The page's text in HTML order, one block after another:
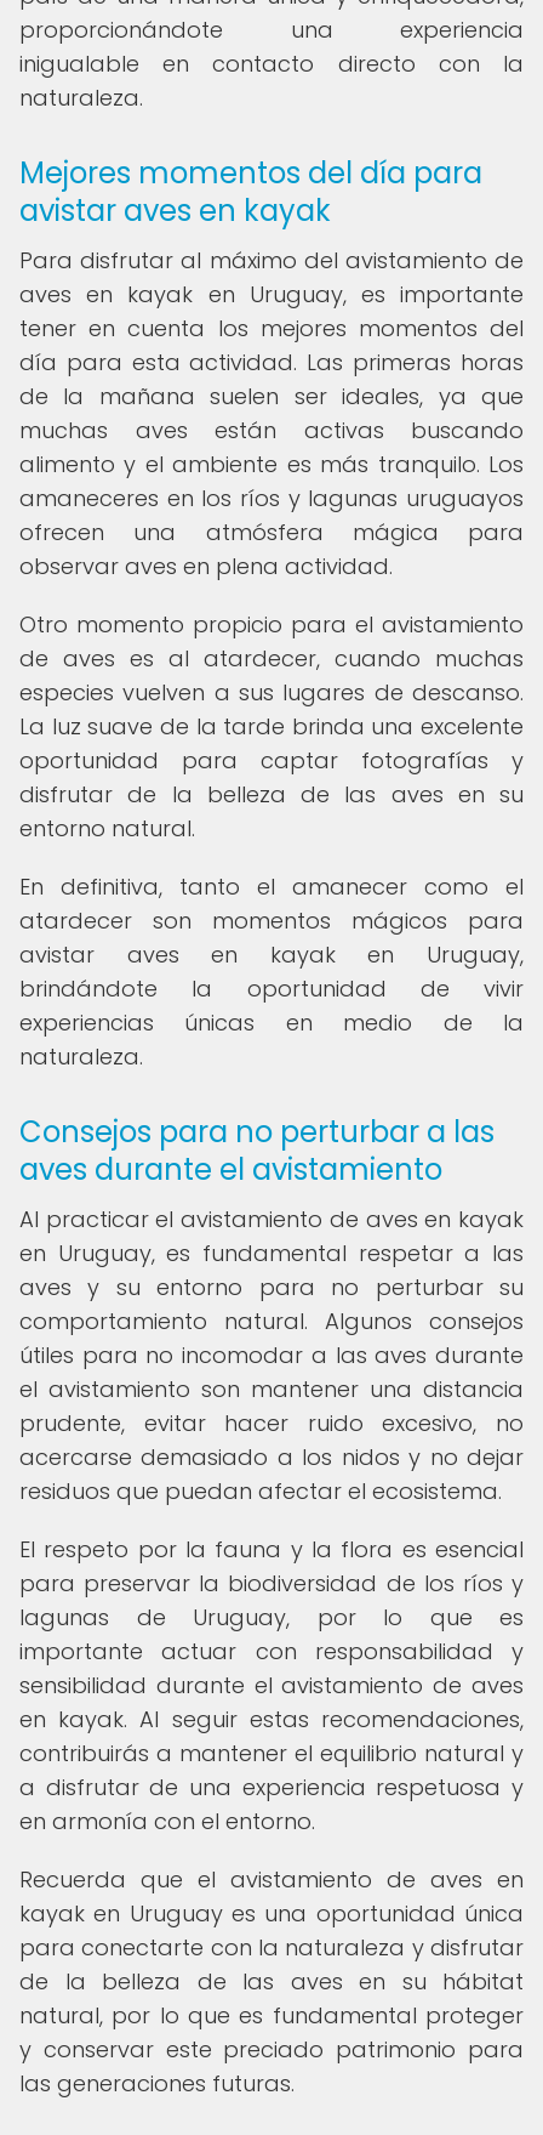
proporcionándote una experiencia
inigualable en contacto directo con la
naturaleza.
Mejores momentos del día para
avistar aves en kayak
Para disfrutar al máximo del avistamiento de
aves en kayak en Uruguay, es importante
tener en cuenta los mejores momentos del
día para esta actividad. Las primeras horas
de la mañana suelen ser ideales, ya que
muchas aves están activas buscando
alimento y el ambiente es más tranquilo. Los
amaneceres en los ríos y lagunas uruguayos
ofrecen una atmósfera mágica para
observar aves en plena actividad.
Otro momento propicio para el avistamiento
de aves es al atardecer, cuando muchas
especies vuelven a sus lugares de descanso.
La luz suave de la tarde brinda una excelente
oportunidad para captar fotografías y
disfrutar de la belleza de las aves en su
entorno natural.
En definitiva, tanto el amanecer como el
atardecer son momentos mágicos para
avistar aves en kayak en Uruguay,
brindándote la oportunidad de vivir
experiencias únicas en medio de la
naturaleza.
Consejos para no perturbar a las
aves durante el avistamiento
Al practicar el avistamiento de aves en kayak
en Uruguay, es fundamental respetar a las
aves y su entorno para no perturbar su
comportamiento natural. Algunos consejos
útiles para no incomodar a las aves durante
el avistamiento son mantener una distancia
prudente, evitar hacer ruido excesivo, no
acercarse demasiado a los nidos y no dejar
residuos que puedan afectar el ecosistema.
El respeto por la fauna y la flora es esencial
para preservar la biodiversidad de los ríos y
lagunas de Uruguay, por lo que es
importante actuar con responsabilidad y
sensibilidad durante el avistamiento de aves
en kayak. Al seguir estas recomendaciones,
contribuirás a mantener el equilibrio natural y
a disfrutar de una experiencia respetuosa y
en armonía con el entorno.
Recuerda que el avistamiento de aves en
kayak en Uruguay es una oportunidad única
para conectarte con la naturaleza y disfrutar
de la belleza de las aves en su hábitat
natural, por lo que es fundamental proteger
y conservar este preciado patrimonio para
las generaciones futuras.